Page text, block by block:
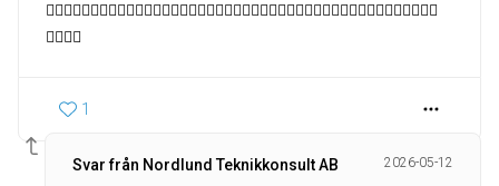
👍🏻👍🏻👍🏻👍🏻👍🏻👍🏻👍🏻👍🏻👍🏻👍🏻👍🏻👍🏻👍🏻👍🏻👍🏻👍🏻👍🏻👍🏻👍🏻👍🏻👍🏻👍🏻
👍🏻👍🏻
1
Svar från Nordlund Teknikkonsult AB 2026-05-12